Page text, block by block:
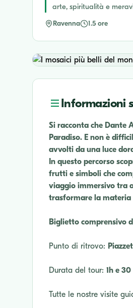
arte, spiritualità e
Ravenna 1.5 ore
Informazioni
Si racconta che Dante
Paradiso. E non è
avvolti da una luce
In questo percorso
frutti e simboli che
viaggio immersivo tra
trasformare la materia
Biglietto comprensivo
Punto di ritrovo:
Durata del tour: 1h e
Tutte le nostre visite